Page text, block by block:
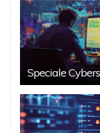
Speciale